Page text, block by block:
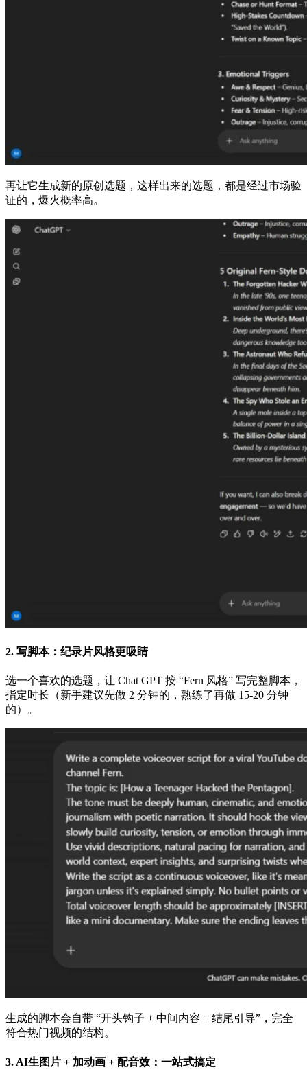
再让它生成新的原创选题，这样出来的选题，都是经过市场验
证的，爆火概率高。
2. 写脚本：纪录片风格更吸睛
选一个喜欢的选题，让 Chat GPT 按 “Fern 风格” 写完整脚本，
指定时长（新手建议先做 2 分钟的，熟练了再做 15-20 分钟
的）。
生成的脚本会自带 “开头钩子 + 中间内容 + 结尾引导”，完全
符合热门视频的结构。
3. AI生图片 + 加动画 + 配音效：一站式搞定